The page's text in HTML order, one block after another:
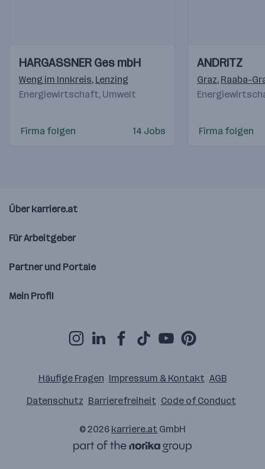
Videos
Einblicke
Einblicke
HARGASSNER Ges mbH
Weng im Innkreis, Lenzing
Energiewirtschaft, Umwelt
Firma folgen 14 Jobs
Videos
Einblicke
Einblicke
ANDRITZ
Graz, Raaba-
Firma folgen
Über karriere.at
Für Arbeitgeber
Partner und Portale
Mein Profil
Häufige Fragen Impressum & Kontakt AGB
Datenschutz Barrierefreiheit Code of Conduct
© 2026 karriere.at GmbH